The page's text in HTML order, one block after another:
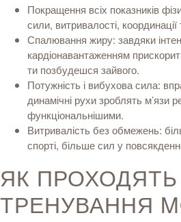
Покращення всіх показників
сили, витривалості,
Спалювання жиру: завдяки
кардіонавантаженням
ти позбудешся зайвого.
Потужність і вибухова сила:
динамічні рухи зроблять м’язи
функціональнішими.
Витривалість без обмежень:
спорті, більше сил у
ЯК ПРОХОДЯТЬ
ТРЕНУВАННЯ